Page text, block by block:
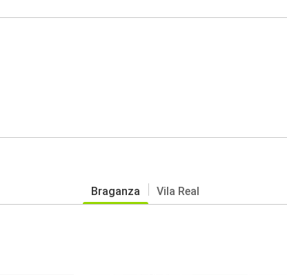
Braganza Vila Real